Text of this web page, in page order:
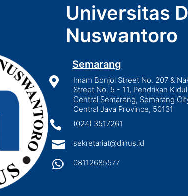
Universitas
Nuswantoro
Semarang

Imam Bonjol Street No. 207 &
Street No. 5 - 11, Pendrikan
Central Semarang, Semarang
Central Java Province, 50131
 (024) 3517261
 sekretariat@dinus.id
 08112685577